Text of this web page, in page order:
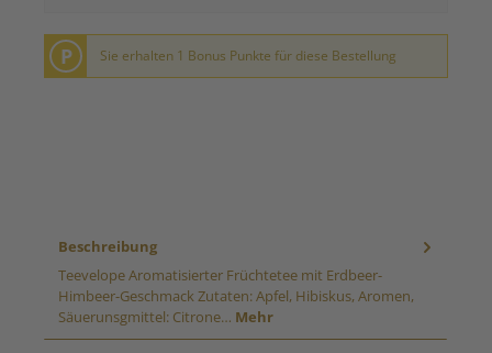
P Sie erhalten 1 Bonus Punkte für diese Bestellung
Beschreibung
Teevelope Aromatisierter Früchtetee mit Erdbeer-
Himbeer-Geschmack Zutaten: Apfel, Hibiskus, Aromen,
Säuerunsgmittel: Citrone… Mehr